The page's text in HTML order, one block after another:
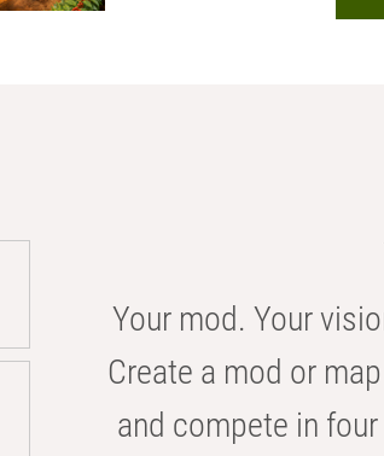
Your mod. Your
Create a mod or
and compete in